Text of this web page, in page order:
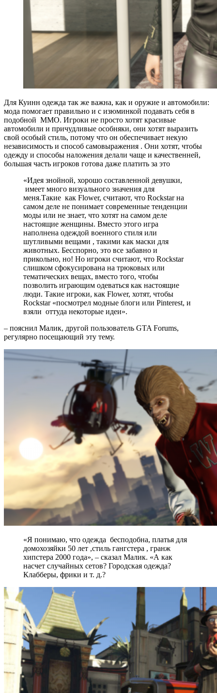
Для Куинн одежда так же важна, как и оружие и автомобили:
мода помогает правильно и с изюминкой подавать себя в
подобной MMO. Игроки не просто хотят красивые
автомобили и причудливые особняки, они хотят выразить
свой особый стиль, потому что он обеспечивает некую
независимость и способ самовыражения . Они хотят, чтобы
одежду и способы наложения делали чаще и качественней,
большая часть игроков готова даже платить за это
«Идея знойной, хорошо составленной девушки,
имеет много визуального значения для
меня.Такие как Flower, считают, что Rockstar на
самом деле не понимает современные тенденции
моды или не знает, что хотят на самом деле
настоящие женщины. Вместо этого игра
наполнена одеждой военного стиля или
шутливыми вещами , такими как маски для
животных. Бесспорно, это все забавно и
прикольно, но! Но игроки считают, что Rockstar
слишком сфокусирована на трюковых или
тематических вещах, вместо того, чтобы
позволить играющим одеваться как настоящие
люди. Такие игроки, как Flower, хотят, чтобы
Rockstar «посмотрел модные блоги или Pinterest, и
взяли оттуда некоторые идеи».
– пояснил Малик, другой пользователь GTA Forums,
регулярно посещающий эту тему.
«Я понимаю, что одежда бесподобна, платья для
домохозяйки 50 лет ,стиль гангстера , гранж
хипстера 2000 года», – сказал Малик. «А как
насчет случайных сетов? Городская одежда?
Клабберы, фрики и т. д.?